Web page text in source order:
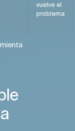
vuelve el
problema